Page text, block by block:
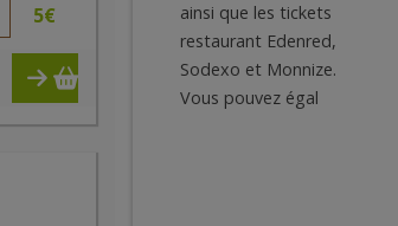
5€
ainsi que les tickets
restaurant Edenred,
Sodexo et Monnize.
Vous pouvez égal